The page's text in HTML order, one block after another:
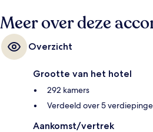
Meer over deze
Overzicht
Grootte van het hotel
292 kamers
Verdeeld over 5
Aankomst/vertrek